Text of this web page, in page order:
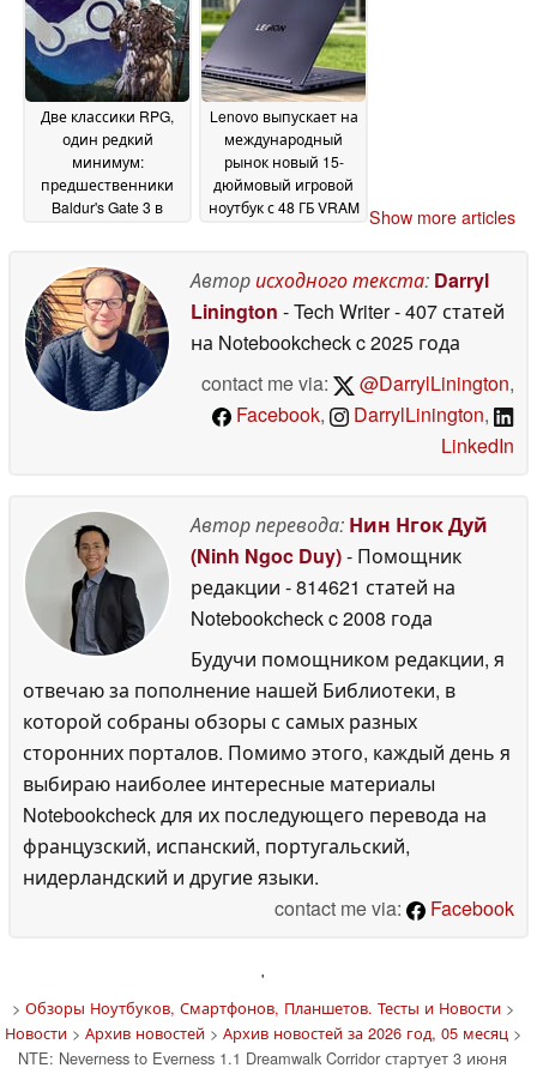
Две классики RPG,
один редкий
минимум:
предшественники
Baldur's Gate 3 в
May 2026
Lenovo выпускает на
международный
рынок новый 15-
дюймовый игровой
ноутбук с 48 ГБ VRAM
нит26 May 2026
Show more articles
Авторисходного текста: Darryl
Linington - Tech Writer- 407 статей
на Notebookcheckc 2025 года
contact me via:
@DarrylLinington,
Facebook, DarrylLinington,
LinkedIn
Автор перевода: Нин Нгок Дуй
(Ninh Ngoc Duy)- Помощник
редакции - 814621 статей на
Notebookcheckc 2008 года
Будучи помощником редакции, я
отвечаю за пополнение нашей Библиотеки, в
которой собраны обзоры с самых разных
сторонних порталов. Помимо этого, каждый день я
выбираю наиболее интересные материалы
Notebookcheck для их последующего перевода на
французский, испанский, португальский,
нидерландский и другие языки.
contact me via:
Facebook
'
> Обзоры Ноутбуков, Смартфонов, Планшетов. Тесты и Новости>
Новости> Архив новостей> Архив новостей за 2026 год, 05 месяц>
NTE: Neverness to Everness 1.1 Dreamwalk Corridor стартует 3 июня